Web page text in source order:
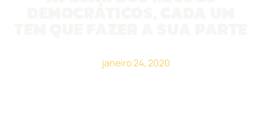
janeiro 24, 2020